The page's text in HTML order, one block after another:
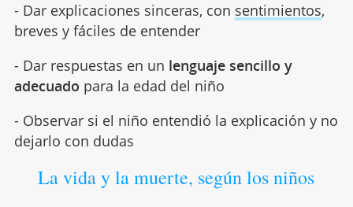
- Dar explicaciones sinceras, con sentimientos,
breves y fáciles de entender
- Dar respuestas en un lenguaje sencillo y
adecuado para la edad del niño
- Observar si el niño entendió la explicación y no
dejarlo con dudas
La vida y la muerte, según los niños